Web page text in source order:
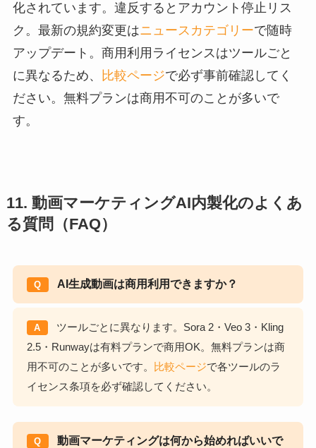
化されています。違反するとアカウント停止リス
ク。最新の規約変更はニュースカテゴリーで随時
アップデート。商用利用ライセンスはツールごと
に異なるため、
比較ページで必ず事前確認してく
ださい。無料プランは商用不可のことが多いで
す。
11. 動画マーケティングAI内製化のよくあ
る質問（FAQ）
Q AI生成動画は商用利用できますか？
A
ツールごとに異なります。Sora 2・Veo 3・Kling
2.5・Runwayは有料プランで商用OK。無料プランは商
用不可のことが多いです。
比較ページで各ツールのラ
イセンス条項を必ず確認してください。
Q
動画マーケティングは何から始めればいいで